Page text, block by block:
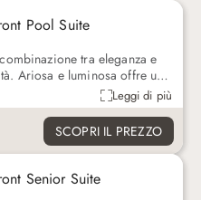
Pool Suite
tra eleganza e
Ariosa e luminosa offre una
Il mix di legno
si armonizza
con il beige e il verde
l'arredamento. La
è circondata da
tropicale. La vasca esterna
da un ponte in legno.
Leggi di più
SCOPRI IL PREZZO
Senior Suite